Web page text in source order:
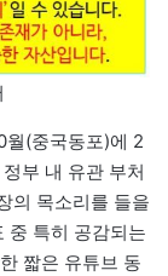
월(중국동포)에 2
부 내 유관 부처
의 목소리를 들을
중 특히 공감되는
짧은 유튜브 동